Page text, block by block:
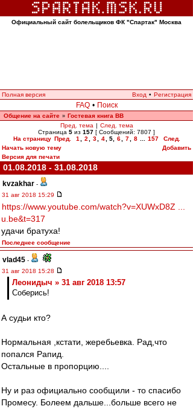
Официальный сайт болельщиков ФК "Спартак" Москва
Полная версия Вход • Регистрация
FAQ • Поиск
Общение на сайте » Гостевая книга ВВ
Пред. тема | След. тема
Страница 5 из 157 [ Сообщений: 7807 ]
На страницу Пред. 1 2 3 4 5, 6 7 8 157
След.
Начать новую тему
Добавить
Версия для печати
01.08.2018 - 31.08.2018
kvzakhar -
31 авг 2018 15:29
https://www.youtube.com/watch?v=XUWxD8Z ...
u.be&t=317
удачи братуха!
Последнее сообщение
vlad45 -
31 авг 2018 15:28
Леонидыч » 31 авг 2018 13:57
Соберись!
А судьи кто?
Нормальная ,кстати, жеребьевка. Рад,что
попался Рапид.
Остальные в пропорцию....
Ну и раз официально сообщили - то спасибо
Промесу. Болеем дальше...больше всего не